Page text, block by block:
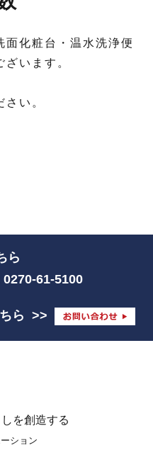
面化粧台・温水洗浄便
います。
い。
ら
61-5100
ら >>
を創造する
ション